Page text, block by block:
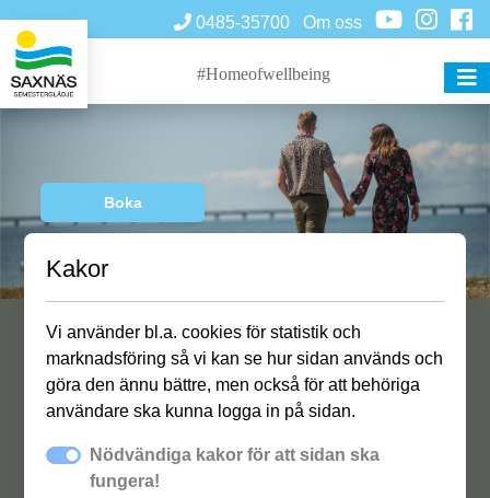
0485-35700 Om oss
#Homeofwellbeing
Boka
Välkommen till Öland och oss på
Saxnäs Camping!
Öppettider v. 25-32
Dagligen kl. 8-22
Kakor
Vi använder bl.a. cookies för statistik och
marknadsföring så vi kan se hur sidan används och
göra den ännu bättre, men också för att behöriga
användare ska kunna logga in på sidan.
Nödvändiga kakor för att sidan ska
fungera!